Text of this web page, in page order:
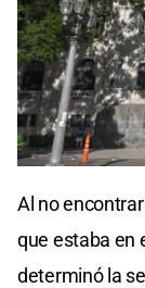
Al no
que estaba en
determinó la